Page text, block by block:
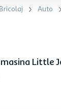
Auto
Little